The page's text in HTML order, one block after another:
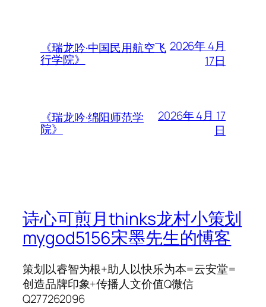
《瑞龙吟·中国民用航空飞
行学院》
2026年 4月
17日
《瑞龙吟·绵阳师范学
院》
2026年 4月 17
日
诗心可煎月thinks龙村小策划
mygod5156宋墨先生的愽客
策划以睿智为根+助人以快乐为本=云安堂=
创造品牌印象+传播人文价值Q微信
Q277262096